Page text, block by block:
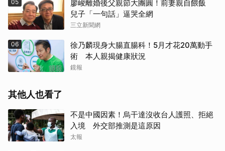
05
廖峻離婚後父親節大團圓！前妻親自餵飯
兒子「一句話」逼哭全網
三立新聞網
06
徐乃麟現身大腸直腸科！5月才花20萬動手
術 本人親揭健康狀況
鏡報
其他人也看了
不是中國因素！烏干達沒收台人護照、拒絕
入境 外交部推測是這原因
太報